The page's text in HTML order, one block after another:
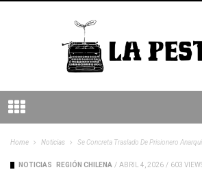
Home Noticias Se Concreta Traslado De Prisionero
NOTICIAS REGIÓN CHILENA / ABRIL 4, 2026 / 603